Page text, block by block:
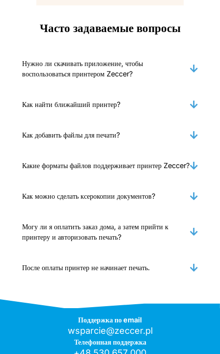
Часто задаваемые вопросы
Нужно ли скачивать приложение, чтобы
воспользоваться принтером Zeccer?
Как найти ближайший принтер?
Как добавить файлы для печати?
Какие форматы файлов поддерживает принтер Zeccer?
Как можно сделать ксерокопии документов?
Могу ли я оплатить заказ дома, а затем прийти к
принтеру и авторизовать печать?
После оплаты принтер не начинает печать.
Поддержка по email
wsparcie@zeccer.pl
Телефонная поддержка